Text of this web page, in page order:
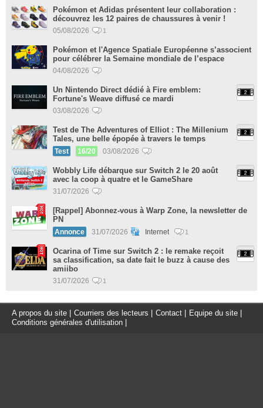
Pokémon et Adidas présentent leur collaboration :
découvrez les 12 paires de chaussures à venir !
05/08/2026 1
Pokémon et l'Agence Spatiale Européenne s’associent
pour célébrer la Semaine mondiale de l’espace
04/08/2026
Un Nintendo Direct dédié à Fire emblem:
Fortune's Weave diffusé ce mardi
03/08/2026
Test de The Adventures of Elliot : The Millenium
Tales, une belle épopée à travers le temps
Test 16/20 03/08/2026
Wobbly Life débarque sur Switch 2 le 20 août
avec la coop à quatre et le GameShare
31/07/2026
[Rappel] Abonnez-vous à Warp Zone, la newsletter de
PN
Annonce 31/07/2026 Internet 1
Ocarina of Time sur Switch 2 : le remake reçoit
sa classification, sa date fait le buzz à cause des
amiibo
31/07/2026 1
A propos du site Courriers des lecteurs Contact Equipe du site
Conditions générales d'utilisation